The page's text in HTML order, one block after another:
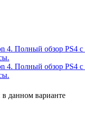
4. Полный обзор PS4 с
4. Полный обзор PS4 с
в данном варианте